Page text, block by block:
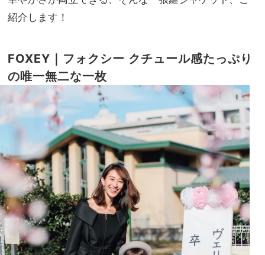
紹介します！
FOXEY｜フォクシー クチュール感たっぷり
の唯一無二な一枚